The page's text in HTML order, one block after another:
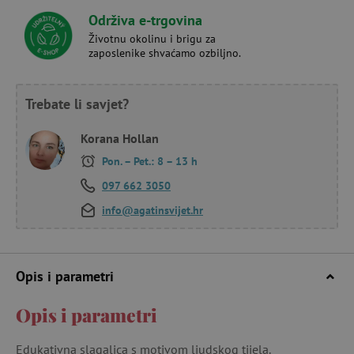
Održiva e-trgovina
Životnu okolinu i brigu za
zaposlenike shvaćamo ozbiljno.
Trebate li savjet?
Korana Hollan
Pon. – Pet.: 8 – 13 h
097 662 3050
info@agatinsvijet.hr
Opis i parametri
Opis i parametri
Edukativna slagalica s motivom ljudskog tijela.